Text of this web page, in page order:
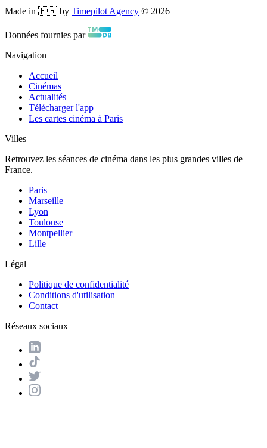
Made in 🇫🇷 by Timepilot Agency © 2026
Données fournies par
Navigation
Accueil
Cinémas
Actualités
Télécharger l'app
Les cartes cinéma à Paris
Villes
Retrouvez les séances de cinéma dans les plus grandes villes de
France.
Paris
Marseille
Lyon
Toulouse
Montpellier
Lille
Légal
Politique de confidentialité
Conditions d'utilisation
Contact
Réseaux sociaux